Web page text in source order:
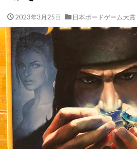
2023年3月25日 日本ボードゲーム大賞